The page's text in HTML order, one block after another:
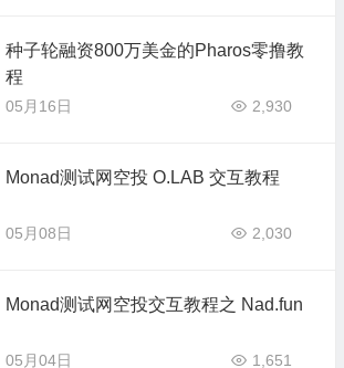
种子轮融资800万美金的Pharos零撸教
程
05月16日 2,930
Monad测试网空投 O.LAB 交互教程
05月08日 2,030
Monad测试网空投交互教程之 Nad.fun
05月04日 1,651